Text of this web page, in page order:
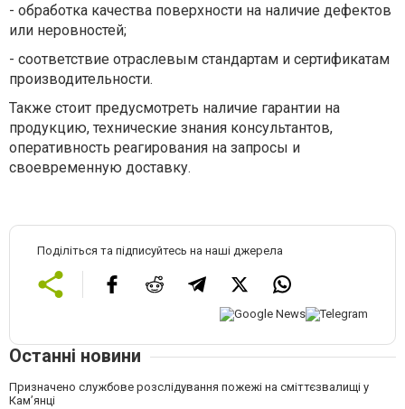
- обработка качества поверхности на наличие дефектов
или неровностей;
- соответствие отраслевым стандартам и сертификатам
производительности.
Также стоит предусмотреть наличие гарантии на
продукцию, технические знания консультантов,
оперативность реагирования на запросы и
своевременную доставку.
Поділіться та підписуйтесь на наші джерела
Останні новини
Призначено службове розслідування пожежі на сміттєзвалищі у
Кам’янці